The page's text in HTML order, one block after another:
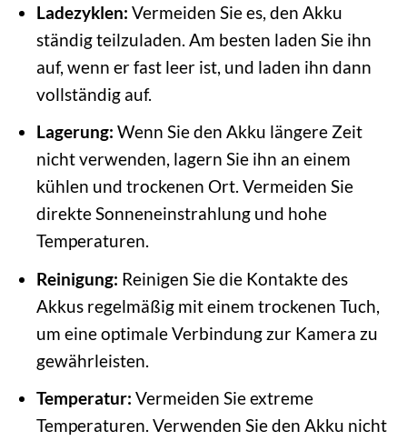
Ladezyklen: Vermeiden Sie es, den Akku
ständig teilzuladen. Am besten laden Sie ihn
auf, wenn er fast leer ist, und laden ihn dann
vollständig auf.
Lagerung: Wenn Sie den Akku längere Zeit
nicht verwenden, lagern Sie ihn an einem
kühlen und trockenen Ort. Vermeiden Sie
direkte Sonneneinstrahlung und hohe
Temperaturen.
Reinigung: Reinigen Sie die Kontakte des
Akkus regelmäßig mit einem trockenen Tuch,
um eine optimale Verbindung zur Kamera zu
gewährleisten.
Temperatur: Vermeiden Sie extreme
Temperaturen. Verwenden Sie den Akku nicht